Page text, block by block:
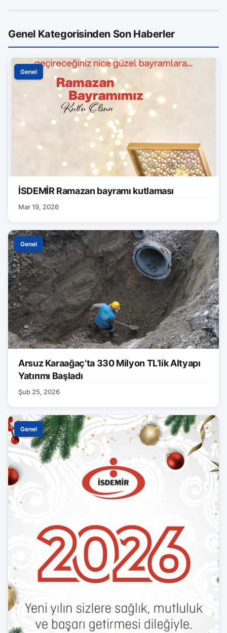
Genel Kategorisinden Son Haberler
Genel
İSDEMİR Ramazan bayramı kutlaması
Mar 19, 2026
Genel
Arsuz Karaağaç’ta 330 Milyon TL’lik Altyapı
Yatırımı Başladı
Şub 25, 2026
Genel